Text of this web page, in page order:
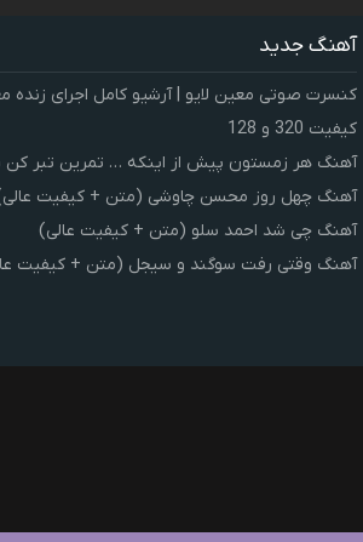
آهنگ جدید
کنسرت صوتی معین لایو | آرشیو کامل اجرای زنده
کیفیت 320 و 128
آهنگ هر زمستون پیش از اینکه … تمرین تبر کن
آهنگ چهل روز محسن چاوشی (متن + کیفیت
آهنگ چی شد احمد سلو (متن + کیفیت عالی)
آهنگ وقتی رفت سوگند و سیجل (متن + کیفیت